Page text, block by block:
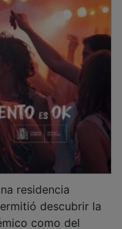
residencia
descubrir la
como del
que intentaba